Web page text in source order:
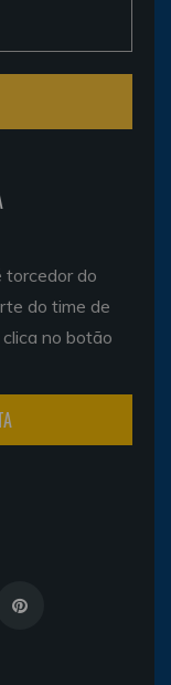
torcedor do
do time de
no botão